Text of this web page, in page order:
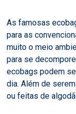
As famosas
para as
muito o meio
para se
ecobags podem
dia. Além de
ou feitas de